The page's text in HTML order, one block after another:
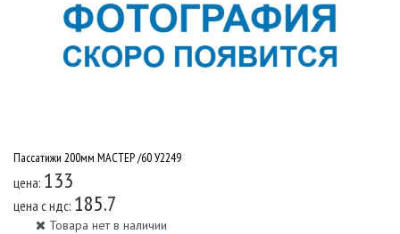
Пассатижи 200мм МАСТЕР /60 У2249
цена: 133
цена c ндс: 185.7
Товара нет в наличии